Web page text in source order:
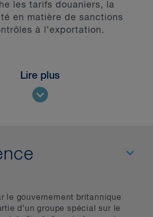
les tarifs douaniers, la
en matière de sanctions
à l’exportation.
Lire plus
le gouvernement britannique
d’un groupe spécial sur le